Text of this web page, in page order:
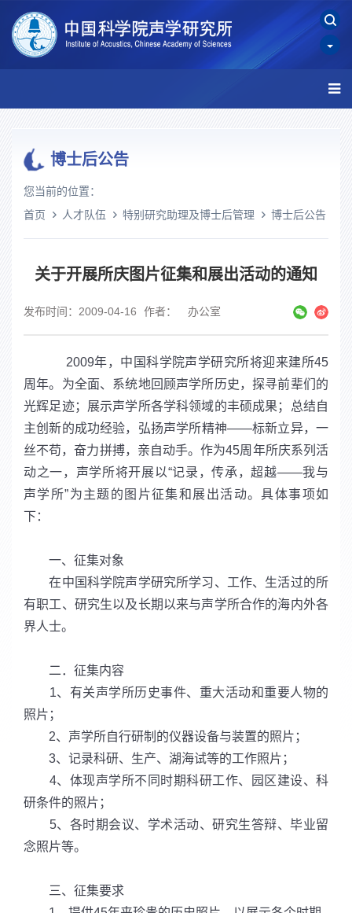
博士后公告
您当前的位置：
首页
人才队伍 特别研究助理及博士后管理 博士后公告
关于开展所庆图片征集和展出活动的通知
发布时间：2009-04-16 作者： 办公室
2009年，中国科学院声学研究所将迎来建所45
周年。为全面、系统地回顾声学所历史，探寻前辈们的
光辉足迹；展示声学所各学科领域的丰硕成果；总结自
主创新的成功经验，弘扬声学所精神——标新立异，一
丝不苟，奋力拼搏，亲自动手。作为45周年所庆系列活
动之一，声学所将开展以“记录，传承，超越——我与
声学所”为主题的图片征集和展出活动。具体事项如
下：
一、征集对象
在中国科学院声学研究所学习、工作、生活过的所
有职工、研究生以及长期以来与声学所合作的海内外各
界人士。
二．征集内容
1、有关声学所历史事件、重大活动和重要人物的
照片；
2、声学所自行研制的仪器设备与装置的照片；
3、记录科研、生产、湖海试等的工作照片；
4、体现声学所不同时期科研工作、园区建设、科
研条件的照片；
5、各时期会议、学术活动、研究生答辩、毕业留
念照片等。
三、征集要求